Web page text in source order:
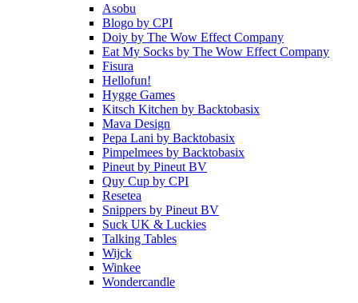
Asobu
Blogo by CPI
Doiy by The Wow Effect Company
Eat My Socks by The Wow Effect Company
Fisura
Hellofun!
Hygge Games
Kitsch Kitchen by Backtobasix
Mava Design
Pepa Lani by Backtobasix
Pimpelmees by Backtobasix
Pineut by Pineut BV
Quy Cup by CPI
Resetea
Snippers by Pineut BV
Suck UK & Luckies
Talking Tables
Wijck
Winkee
Wondercandle